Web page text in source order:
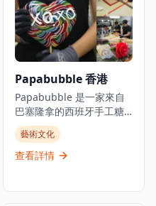
Papabubble 香港
Papabubble 是一家來自
巴塞隆拿的西班牙手工糖
果店，在香港提供手工糖
果和糖果製品。位於銅鑼
灣大坑的時尚地區，這家
藝術文化
查看詳情